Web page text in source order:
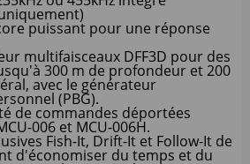
puissant pour une réponse
multifaisceaux DFF3D pour des
300 m de profondeur et 200
avec le générateur
(PBG).
de commandes déportées
006 et MCU-006H.
Fish-It, Drift-It et Follow-It de
d'économiser du temps et du